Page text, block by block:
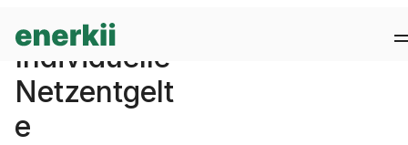
Wissen /Individuelle Netzentgelte
Individuelle
Netzentgelt
e